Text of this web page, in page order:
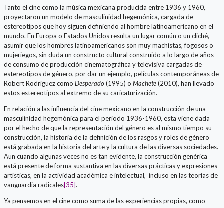
Tanto el cine como la música mexicana producida entre 1936 y 1960,
proyectaron un modelo de masculinidad hegemónica, cargada de
estereotipos que hoy siguen definiendo al hombre latinoamericano en el
mundo. En Europa o Estados Unidos resulta un lugar común o un cliché,
asumir que los hombres latinoamericanos son muy machistas, fogosos o
mujeriegos, sin duda un constructo cultural construido a lo largo de años
de consumo de producción cinematográfica y televisiva cargadas de
estereotipos de género, por dar un ejemplo, películas contemporáneas de
Robert Rodríguez como Desperado(1995) o Machete(2010), han llevado
estos estereotipos al extremo de su caricaturización.
En relación a las influencia del cine mexicano en la construcción de una
masculinidad hegemónica para el periodo 1936-1960, esta viene dada
por el hecho de que la representación del género es al mismo tiempo su
construcción, la historia de la definición de los rasgos y roles de género
está grabada en la historia del arte y la cultura de las diversas sociedades.
Aun cuando algunas veces no es tan evidente, la construcción genérica
está presente de forma sustantiva en las diversas prácticas y expresiones
artísticas, en la actividad académica e intelectual, incluso en las teorías de
vanguardia radicales[35].
Ya pensemos en el cine como suma de las experiencias propias, como